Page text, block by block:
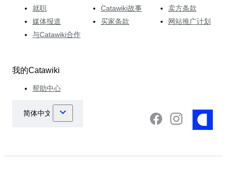
就职
媒体报道
与Catawiki合作
Catawiki故事
买家条款
卖方条款
网站推广计划
我的Catawiki
帮助中心